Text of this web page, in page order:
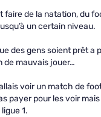
faire de la natation, du
un certain niveau.
des gens soient prêt a
de mauvais jouer…
voir un match de
payer pour les voir
1.